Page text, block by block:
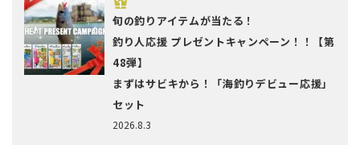
2026.8.3
旬の釣りアイテムが当たる！
釣り人応援 プレゼントキャンペーン！！【第
48弾】
まずはサビキから！「海釣りデビュー応援」
セット